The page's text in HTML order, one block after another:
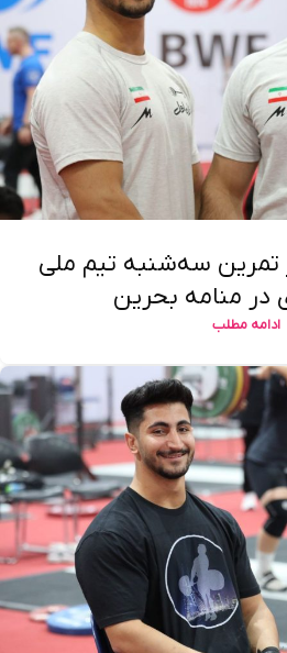
تمرین سه‌شنبه تیم ملی
در منامه بحرین
ادامه مطلب